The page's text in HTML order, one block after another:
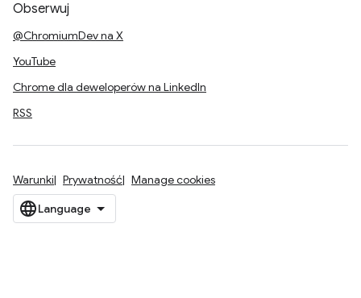
Obserwuj
@ChromiumDev na X
YouTube
Chrome dla deweloperów na LinkedIn
RSS
Warunki Prywatność Manage cookies